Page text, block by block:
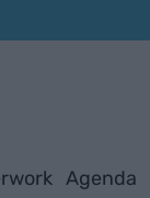
Agenda